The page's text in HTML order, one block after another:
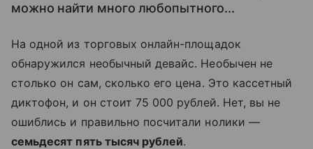
можно найти много любопытного...
На одной из торговых онлайн-площадок
обнаружился необычный девайс. Необычен не
столько он сам, сколько его цена. Это кассетный
диктофон, и он стоит 75 000 рублей. Нет, вы не
ошиблись и правильно посчитали нолики —
семьдесят пять тысяч рублей.